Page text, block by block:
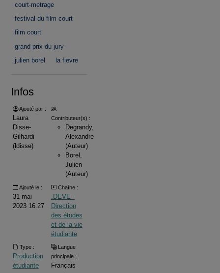
court-metrage
festival du film court
film court
grand prix du jury
julien borel
la fievre
Infos
Ajouté par :
Laura
Disse-
Gilhardi
(ldisse)
Contributeur(s) :
Degrandy,
Alexandre
(Auteur)
Borel,
Julien
(Auteur)
Ajouté le :
31 mai
2023 16:27
Chaîne :
.DEVE -
Direction
des études
et de la vie
étudiante
Type :
Production
étudiante
Langue
principale :
Français